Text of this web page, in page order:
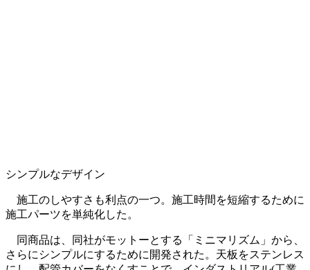
シンプルなデザイン
施工のしやすさも利点の一つ。施工時間を短縮するために
施工パーツを単純化した。
同商品は、同社がモットーとする「ミニマリズム」から、
さらにシンプルにするために開発された。天板をステンレス